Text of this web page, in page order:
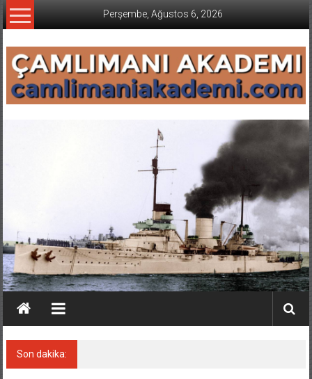
İçeriğe
geç
Perşembe, Ağustos 6, 2026
Son dakika: